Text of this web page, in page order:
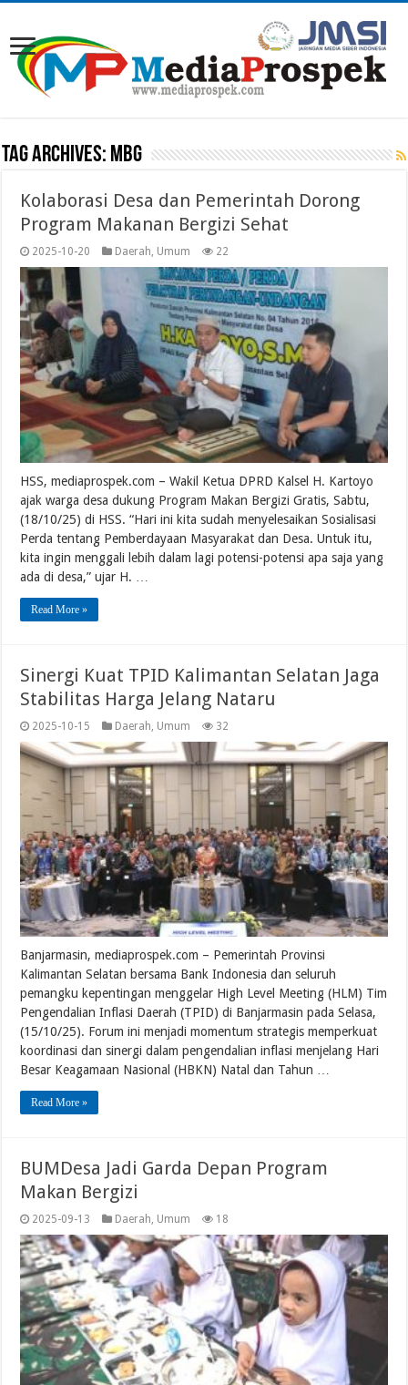
Tag Archives: MBG
Kolaborasi Desa dan Pemerintah Dorong
Program Makanan Bergizi Sehat
2025-10-20 Daerah, Umum 22
HSS, mediaprospek.com – Wakil Ketua DPRD Kalsel H. Kartoyo
ajak warga desa dukung Program Makan Bergizi Gratis, Sabtu,
(18/10/25) di HSS. “Hari ini kita sudah menyelesaikan Sosialisasi
Perda tentang Pemberdayaan Masyarakat dan Desa. Untuk itu,
kita ingin menggali lebih dalam lagi potensi-potensi apa saja yang
ada di desa,” ujar H. …
Read More »
Sinergi Kuat TPID Kalimantan Selatan Jaga
Stabilitas Harga Jelang Nataru
2025-10-15 Daerah Umum 32
Banjarmasin, mediaprospek.com – Pemerintah Provinsi
Kalimantan Selatan bersama Bank Indonesia dan seluruh
pemangku kepentingan menggelar High Level Meeting (HLM) Tim
Pengendalian Inflasi Daerah (TPID) di Banjarmasin pada Selasa,
(15/10/25). Forum ini menjadi momentum strategis memperkuat
koordinasi dan sinergi dalam pengendalian inflasi menjelang Hari
Besar Keagamaan Nasional (HBKN) Natal dan Tahun …
Read More »
BUMDesa Jadi Garda Depan Program
Makan Bergizi
2025-09-13 Daerah, Umum 18